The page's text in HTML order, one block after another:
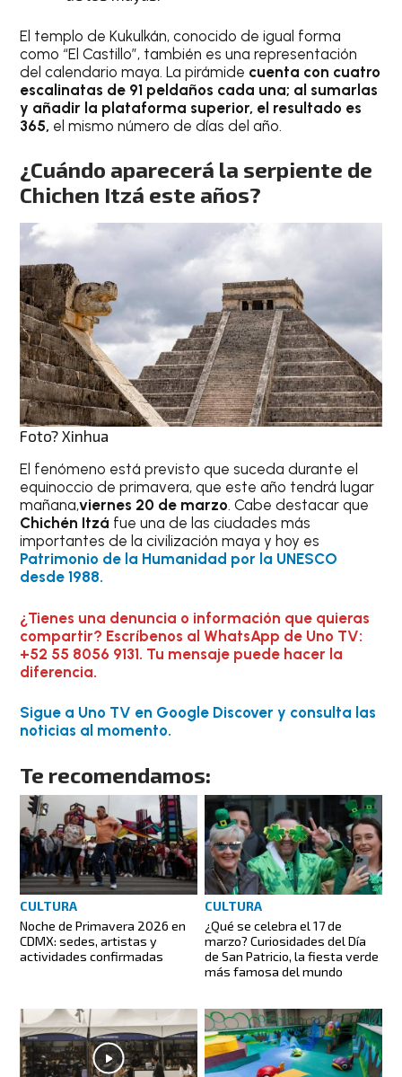
El templo de Kukulkán, conocido de igual forma
como “El Castillo”, también es una representación
del calendario maya. La pirámide cuenta con cuatro
escalinatas de 91 peldaños cada una; al sumarlas
y añadir la plataforma superior, el resultado es
365, el mismo número de días del año.
¿Cuándo aparecerá la serpiente de
Chichen Itzá este años?
Foto? Xinhua
El fenómeno está previsto que suceda durante el
equinoccio de primavera, que este año tendrá lugar
mañana,viernes 20 de marzo. Cabe destacar que
Chichén Itzá fue una de las ciudades más
importantes de la civilización maya y hoy es
Patrimonio de la Humanidad por la UNESCO
desde 1988.
¿Tienes una denuncia o información que quieras
compartir? Escríbenos al WhatsApp de Uno TV:
+52 55 8056 9131. Tu mensaje puede hacer la
diferencia.
Sigue a Uno TV en Google Discover y consulta las
noticias al momento.
Te recomendamos:
CULTURA
Noche de Primavera 2026 en
CDMX: sedes, artistas y
actividades confirmadas
CULTURA
¿Qué se celebra el 17 de
marzo? Curiosidades del Día
de San Patricio, la fiesta verde
más famosa del mundo